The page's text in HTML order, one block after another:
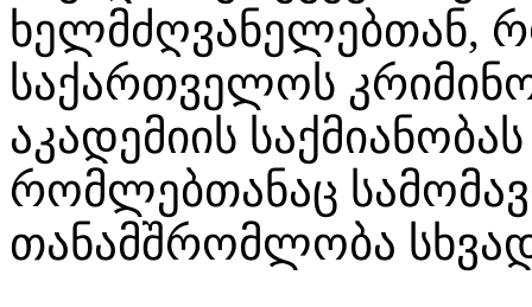
ხელმძღვანელებთან,
საქართველოს
აკადემიის
რომლებთანაც
თანამშრომლობა